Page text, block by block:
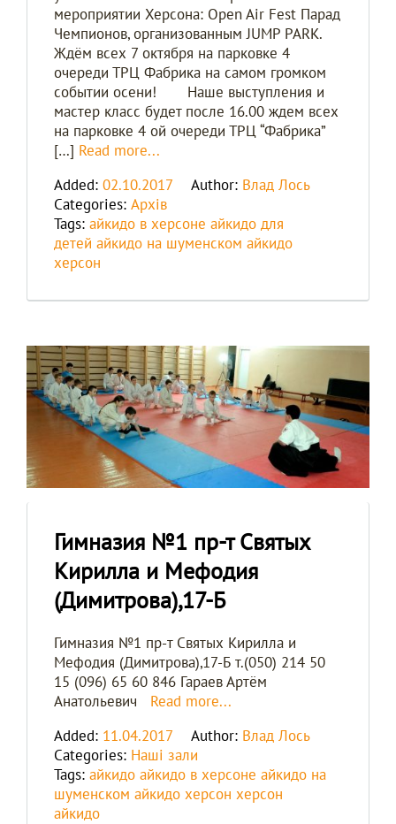
мероприятии Херсона: Open Air Fest Парад
Чемпионов, организованным JUMP PARK.
Ждём всех 7 октября на парковке 4
очереди ТРЦ Фабрика на самом громком
событии осени! Наше выступления и
мастер класс будет после 16.00 ждем всех
на парковке 4 ой очереди ТРЦ “Фабрика”
[…] Read more...
Added: 02.10.2017 Author: Влад Лось
Categories: Архів
Tags: айкидо в херсоне айкидо для
детей айкидо на шуменском айкидо
херсон
Гимназия №1 пр-т Святых
Кирилла и Мефодия
(Димитрова),17-Б
Гимназия №1 пр-т Святых Кирилла и
Мефодия (Димитрова),17-Б т.(050) 214 50
15 (096) 65 60 846 Гараев Артём
Анатольевич Read more...
Added: 11.04.2017 Author: Влад Лось
Categories: Наші зали
Tags: айкидо айкидо в херсоне айкидо на
шуменском айкидо херсон херсон
айкидо